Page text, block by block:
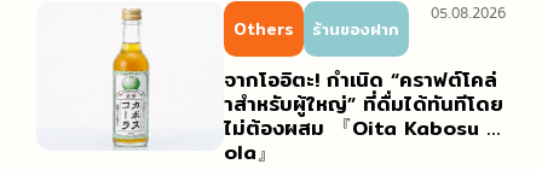
Others ร้านของฝาก
จากโออิตะ! กำเนิด “คราฟต์โคล่
าสำหรับผู้ใหญ่” ที่ดื่มได้ทันทีโดย
ไม่ต้องผสม 『Oita Kabosu C
ola』
05.08.2026